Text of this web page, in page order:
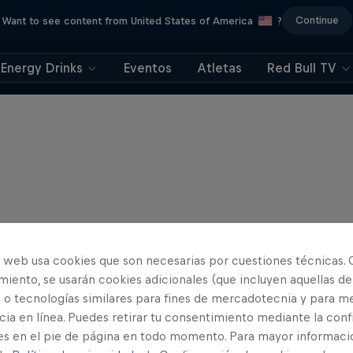
Want to see content from United States of America ? Continue
Energy Drinks Eventos Atletas Red Bull TV
web usa cookies que son necesarias por cuestiones técnicas.
se usarán cookies adicionales (que incluyen aquellas de
tecnologías similares para fines de mercadotecnia y para
en línea. Puedes retirar tu consentimiento mediante la
en el pie de página en todo momento. Para mayor